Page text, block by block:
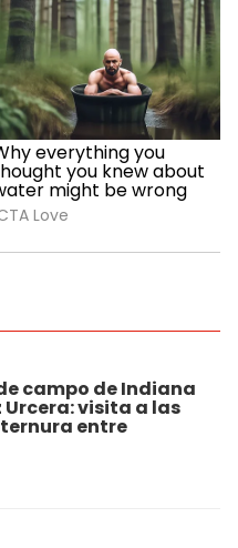
campo de Indiana
Urcera: visita a las
entre